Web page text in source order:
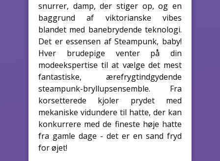
snurrer, damp, der stiger op, og en
baggrund af viktorianske vibes
blandet med banebrydende teknologi.
Det er essensen af Steampunk, baby!
Hver brudepige venter på din
modeekspertise til at vælge det mest
fantastiske, ærefrygtindgydende
steampunk-bryllupsensemble. Fra
korsetterede kjoler prydet med
mekaniske vidundere til hatte, der kan
konkurrere med de fineste høje hatte
fra gamle dage - det er en sand fryd
for øjet!